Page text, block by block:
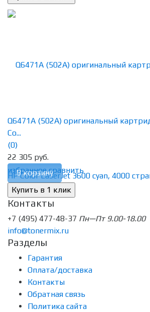
избранное сравнить
Q6471A (502A) оригинальный
Co...
(0)
22 305 руб.
В корзину
Контакты
+7 (495) 477-48-37 Пн—Пт 9.00-18.00
info@tonermix.ru
Разделы
Гарантия
Оплата/доставка
Контакты
Обратная связь
Политика сайта